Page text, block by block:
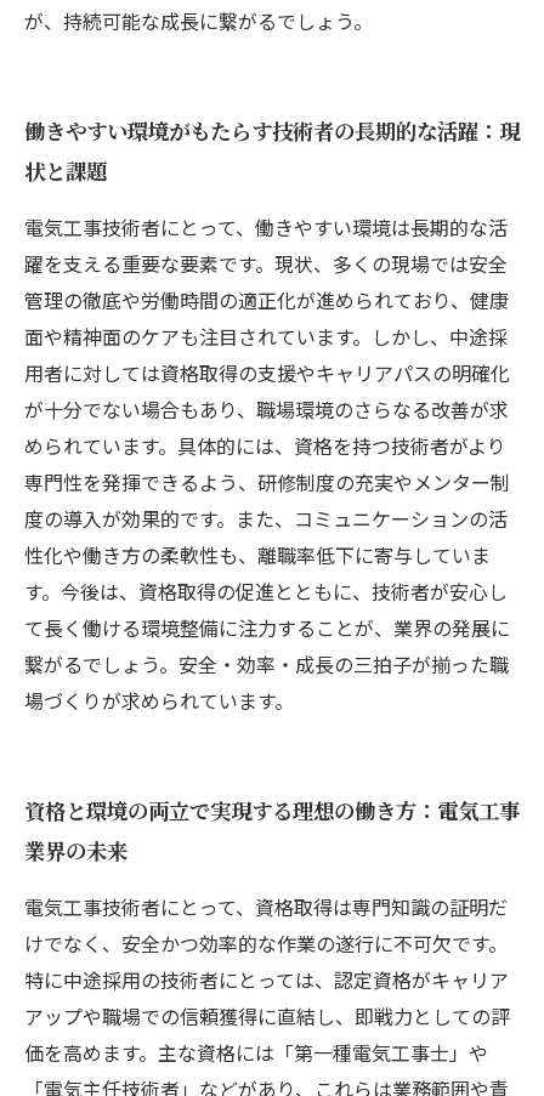
が、持続可能な成長に繋がるでしょう。
働きやすい環境がもたらす技術者の長期的な活躍：現
状と課題
電気工事技術者にとって、働きやすい環境は長期的な活
躍を支える重要な要素です。現状、多くの現場では安全
管理の徹底や労働時間の適正化が進められており、健康
面や精神面のケアも注目されています。しかし、中途採
用者に対しては資格取得の支援やキャリアパスの明確化
が十分でない場合もあり、職場環境のさらなる改善が求
められています。具体的には、資格を持つ技術者がより
専門性を発揮できるよう、研修制度の充実やメンター制
度の導入が効果的です。また、コミュニケーションの活
性化や働き方の柔軟性も、離職率低下に寄与していま
す。今後は、資格取得の促進とともに、技術者が安心し
て長く働ける環境整備に注力することが、業界の発展に
繋がるでしょう。安全・効率・成長の三拍子が揃った職
場づくりが求められています。
資格と環境の両立で実現する理想の働き方：電気工事
業界の未来
電気工事技術者にとって、資格取得は専門知識の証明だ
けでなく、安全かつ効率的な作業の遂行に不可欠です。
特に中途採用の技術者にとっては、認定資格がキャリア
アップや職場での信頼獲得に直結し、即戦力としての評
価を高めます。主な資格には「第一種電気工事士」や
「電気主任技術者」などがあり、これらは業務範囲や責